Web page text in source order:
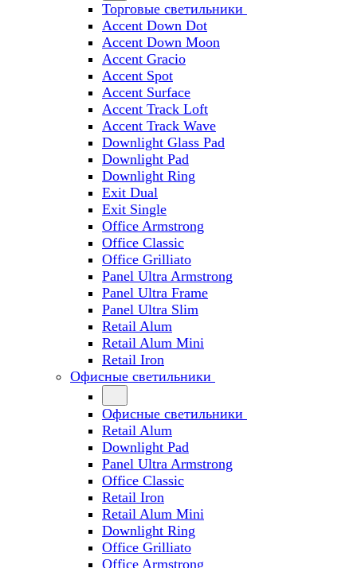
Торговые светильники
Accent Down Dot
Accent Down Moon
Accent Gracio
Accent Spot
Accent Surface
Accent Track Loft
Accent Track Wave
Downlight Glass Pad
Downlight Pad
Downlight Ring
Exit Dual
Exit Single
Office Armstrong
Office Classic
Office Grilliato
Panel Ultra Armstrong
Panel Ultra Frame
Panel Ultra Slim
Retail Alum
Retail Alum Mini
Retail Iron
Офисные светильники
Офисные светильники
Retail Alum
Downlight Pad
Panel Ultra Armstrong
Office Classic
Retail Iron
Retail Alum Mini
Downlight Ring
Office Grilliato
Office Armstrong